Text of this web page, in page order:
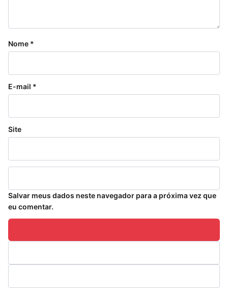
Nome *
E-mail *
Site
Salvar meus dados neste navegador para a próxima vez que
eu comentar.